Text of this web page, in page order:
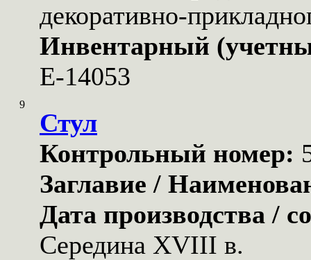
декоративно-
Инвентарный
Е-14053
9
Стул
Контрольный номер:
Заглавие /
Дата производства /
Середина XVIII в.